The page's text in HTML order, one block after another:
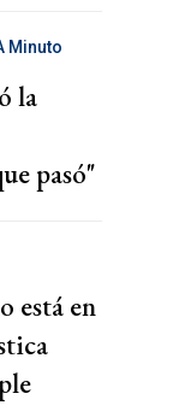
Minuto
la
pasó"
está en